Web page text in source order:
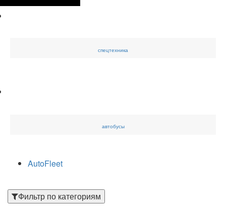
спецтехника
автобусы
AutoFleet
Фильтр по категориям